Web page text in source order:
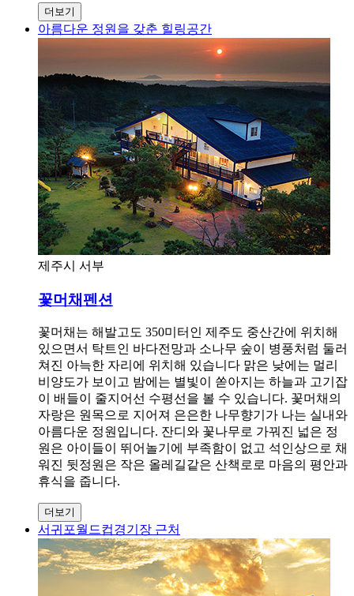
더보기
아름다운 정원을 갖춘 힐링공간
제주시 서부
꽃머채펜션
꽃머채는 해발고도 350미터인 제주도 중산간에 위치해
있으면서 탁트인 바다전망과 소나무 숲이 병풍처럼 둘러
쳐진 아늑한 자리에 위치해 있습니다 맑은 낮에는 멀리
비양도가 보이고 밤에는 별빛이 쏟아지는 하늘과 고기잡
이 배들이 줄지어선 수평선을 볼 수 있습니다. 꽃머채의
자랑은 원목으로 지어져 은은한 나무향기가 나는 실내와
아름다운 정원입니다. 잔디와 꽃나무로 가꿔진 넓은 정
원은 아이들이 뛰어놀기에 부족함이 없고 석인상으로 채
워진 뒷정원은 작은 올레길같은 산책로로 마음의 평안과
휴식을 줍니다.
더보기
서귀포월드컵경기장 근처